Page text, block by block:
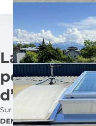
Sur ce chantier en région
DENFC(Dispositifs